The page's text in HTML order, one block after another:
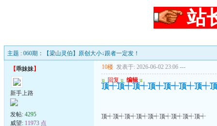
站
主题 : 060期：【梁山灵伯】原创大小↓跟者一定发！
【乖妹妹】
新手上路
发帖: 4295
威望: 11973 点
10楼 发表于: 2026-06-02 23:06 ---
u 回复 u 编辑 u
顶┽顶┽顶┽顶┽顶┽顶┽顶┽
顶┽顶┽顶┽顶┽顶┽顶┽顶┽顶┽顶┽